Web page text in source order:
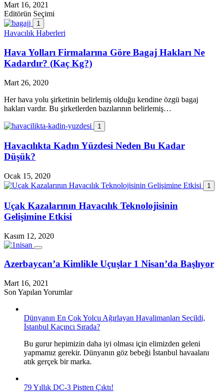
Mart 16, 2021
Editörün Seçimi
1
Havacılık Haberleri
Hava Yolları Firmalarına Göre Bagaj Hakları Ne
Kadardır? (Kaç Kg?)
Mart 26, 2020
Her hava yolu şirketinin belirlemiş olduğu kendine özgü bagaj
hakları vardır. Bu şirketlerden bazılarının belirlemiş…
1
Havacılıkta Kadın Yüzdesi Neden Bu Kadar
Düşük?
Ocak 15, 2020
1
Uçak Kazalarının Havacılık Teknolojisinin
Gelişimine Etkisi
Kasım 12, 2020
Azerbaycan’a Kimlikle Uçuşlar 1 Nisan’da Başlıyor
Mart 16, 2021
Son Yapılan Yorumlar
Dünyanın En Çok Yolcu Ağırlayan Havalimanları Seçildi,
İstanbul Kaçıncı Sırada?
Bu gurur hepimizin daha iyi olması için elimizden geleni
yapmamız gerekir. Dünyanın göz bebeği İstanbul havaalanı
atık gerçek bir marka.
79 Yıllık DC-3 Pistten Çıktı!